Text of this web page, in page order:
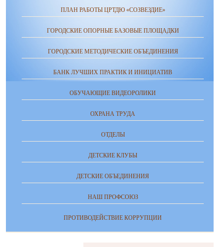
ПЛАН РАБОТЫ ЦРТДЮ «СОЗВЕЗДИЕ»
ГОРОДСКИЕ ОПОРНЫЕ БАЗОВЫЕ ПЛОЩАДКИ
ГОРОДСКИЕ МЕТОДИЧЕСКИЕ ОБЪЕДИНЕНИЯ
БАНК ЛУЧШИХ ПРАКТИК И ИНИЦИАТИВ
ОБУЧАЮЩИЕ ВИДЕОРОЛИКИ
ОХРАНА ТРУДА
ОТДЕЛЫ
ДЕТСКИЕ КЛУБЫ
ДЕТСКИЕ ОБЪЕДИНЕНИЯ
НАШ ПРОФСОЮЗ
ПРОТИВОДЕЙСТВИЕ КОРРУПЦИИ